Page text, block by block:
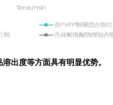
出度等方面具有明显优势。